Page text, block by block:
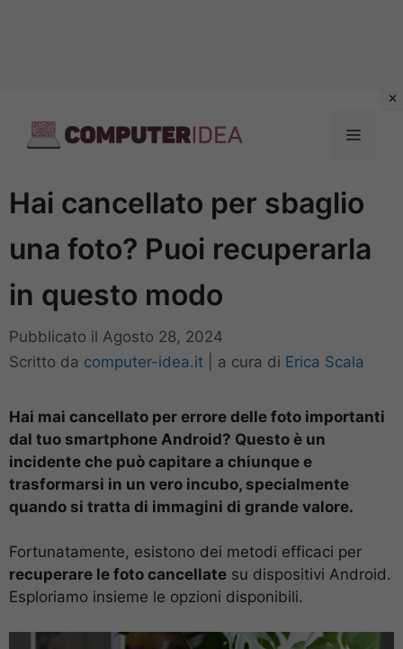
contenuto
Menu
Hai cancellato per sbaglio
una foto? Puoi recuperarla
in questo modo
Pubblicato il Agosto 28, 2024
Scritto da computer-idea.it a cura di Erica Scala
Hai mai cancellato per errore delle foto importanti
dal tuo smartphone Android? Questo è un
incidente che può capitare a chiunque e
trasformarsi in un vero incubo, specialmente
quando si tratta di immagini di grande valore.
Fortunatamente, esistono dei metodi efficaci per
recuperare le foto cancellate su dispositivi Android.
Esploriamo insieme le opzioni disponibili.